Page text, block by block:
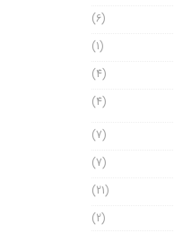
(6)
(1)
(4)
(4)
(7)
(7)
(21)
(2)